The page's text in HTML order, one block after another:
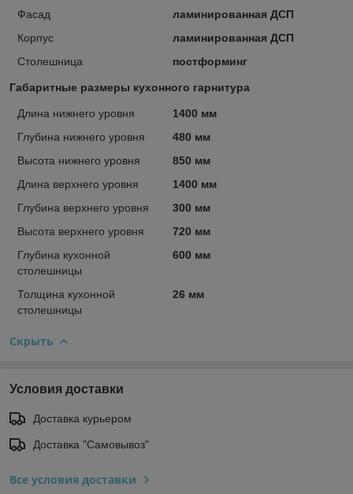
Фасад
ламинированная ДСП
Корпус
ламинированная ДСП
Столешница
постформинг
Габаритные размеры кухонного гарнитура
Длина нижнего уровня
1400 мм
Глубина нижнего уровня
480 мм
Высота нижнего уровня
850 мм
Длина верхнего уровня
1400 мм
Глубина верхнего уровня
300 мм
Высота верхнего уровня
720 мм
Глубина кухонной
столешницы
600 мм
Толщина кухонной
столешницы
26 мм
Скрыть
Условия доставки
Доставка курьером
Доставка "Самовывоз"
Все условия доставки